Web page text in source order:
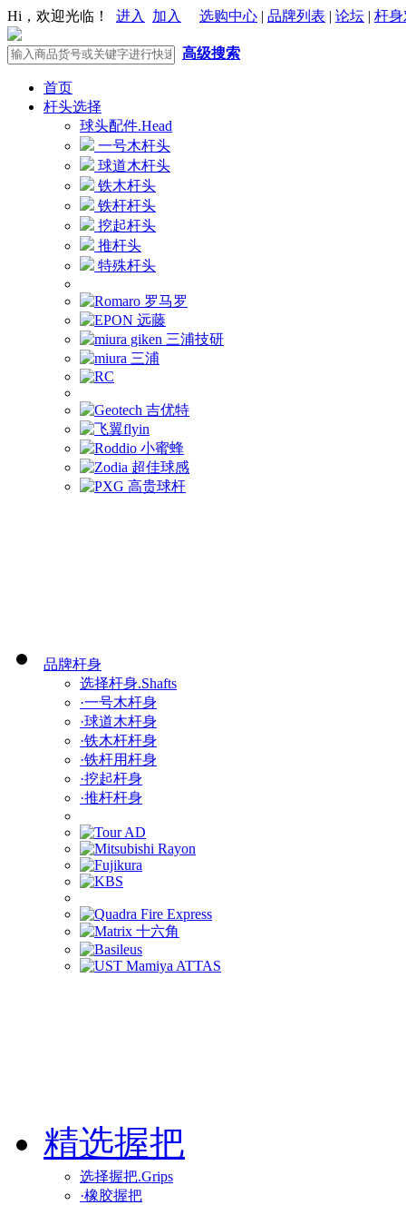
Hi，欢迎光临！ 进入 加入 选购中心 | 品牌列表 | 论坛 | 杆
高级搜索
首页
杆头选择
球头配件.Head
一号木杆头
球道木杆头
铁木杆头
铁杆杆头
挖起杆头
推杆头
特殊杆头
品牌杆身
选择杆身.Shafts
·一号木杆身
·球道木杆身
·铁木杆杆身
·铁杆用杆身
·挖起杆身
·推杆杆身
精选握把
选择握把.Grips
·橡胶握把